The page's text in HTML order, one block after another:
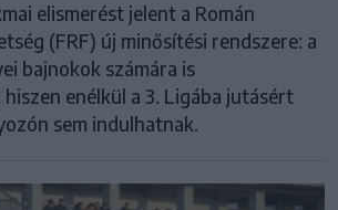
elismerést jelent a Román
(FRF) új minősítési rendszere: a
bajnokok számára is
enélkül a 3. Ligába jutásért
sem indulhatnak.